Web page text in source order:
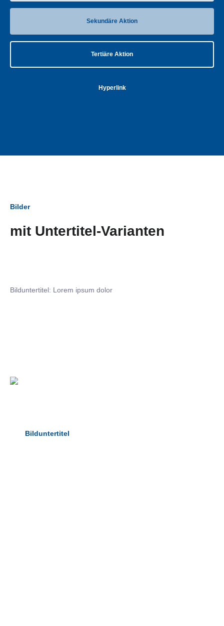
Sekundäre Aktion
Tertiäre Aktion
Hyperlink
Bilder
mit Untertitel-Varianten
Bilduntertitel: Lorem ipsum dolor
Bilduntertitel